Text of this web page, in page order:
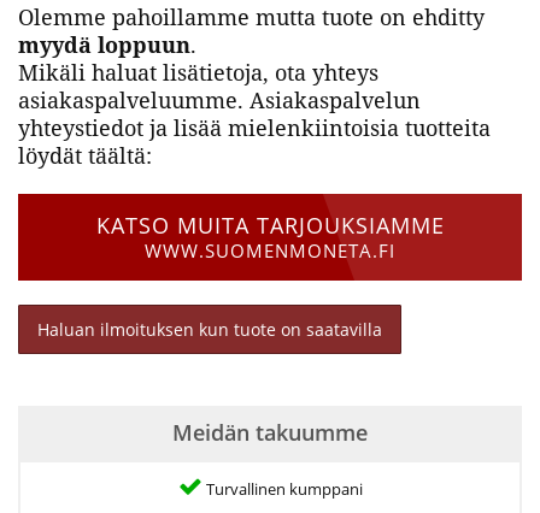
Olemme pahoillamme mutta tuote on ehditty
myydä loppuun.
Mikäli haluat lisätietoja, ota yhteys
asiakaspalveluumme. Asiakaspalvelun
yhteystiedot ja lisää mielenkiintoisia tuotteita
löydät täältä:
KATSO MUITA TARJOUKSIAMME
WWW.SUOMENMONETA.FI
Haluan ilmoituksen kun tuote on saatavilla
Meidän takuumme
Turvallinen kumppani